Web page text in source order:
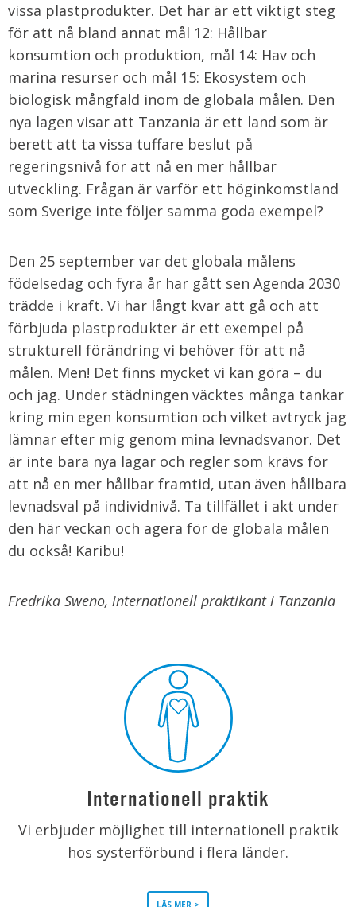
vissa plastprodukter. Det här är ett viktigt steg
för att nå bland annat mål 12: Hållbar
konsumtion och produktion, mål 14: Hav och
marina resurser och mål 15: Ekosystem och
biologisk mångfald inom de globala målen. Den
nya lagen visar att Tanzania är ett land som är
berett att ta vissa tuffare beslut på
regeringsnivå för att nå en mer hållbar
utveckling. Frågan är varför ett höginkomstland
som Sverige inte följer samma goda exempel?
Den 25 september var det globala målens
födelsedag och fyra år har gått sen Agenda 2030
trädde i kraft. Vi har långt kvar att gå och att
förbjuda plastprodukter är ett exempel på
strukturell förändring vi behöver för att nå
målen. Men! Det finns mycket vi kan göra – du
och jag. Under städningen väcktes många tankar
kring min egen konsumtion och vilket avtryck jag
lämnar efter mig genom mina levnadsvanor. Det
är inte bara nya lagar och regler som krävs för
att nå en mer hållbar framtid, utan även hållbara
levnadsval på individnivå. Ta tillfället i akt under
den här veckan och agera för de globala målen
du också! Karibu!
Fredrika Sweno, internationell praktikant i Tanzania
Internationell praktik
Vi erbjuder möjlighet till internationell praktik
hos systerförbund i flera länder.
LÄS MER >